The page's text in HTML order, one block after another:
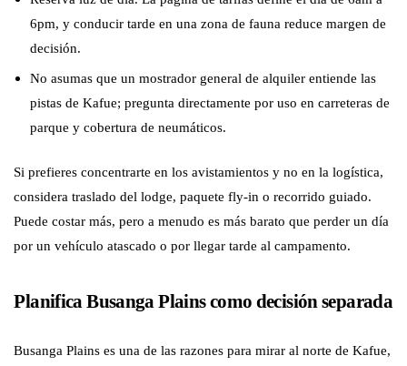
6pm, y conducir tarde en una zona de fauna reduce margen de
decisión.
No asumas que un mostrador general de alquiler entiende las
pistas de Kafue; pregunta directamente por uso en carreteras de
parque y cobertura de neumáticos.
Si prefieres concentrarte en los avistamientos y no en la logística,
considera traslado del lodge, paquete fly-in o recorrido guiado.
Puede costar más, pero a menudo es más barato que perder un día
por un vehículo atascado o por llegar tarde al campamento.
Planifica Busanga Plains como decisión separada
Busanga Plains es una de las razones para mirar al norte de Kafue,